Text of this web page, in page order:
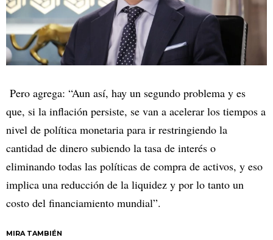
Pero agrega: “Aun así, hay un segundo problema y es
que, si la inflación persiste, se van a acelerar los tiempos a
nivel de política monetaria para ir restringiendo la
cantidad de dinero subiendo la tasa de interés o
eliminando todas las políticas de compra de activos, y eso
implica una reducción de la liquidez y por lo tanto un
costo del financiamiento mundial”.
MIRA TAMBIÉN